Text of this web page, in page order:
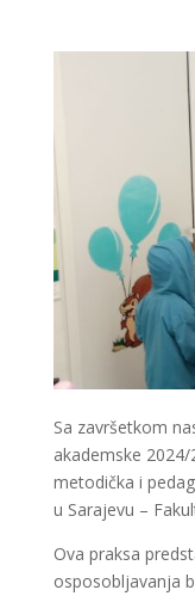
Sa završetkom
akademske
metodička i
u Sarajevu –
Ova praksa
osposobljavanja